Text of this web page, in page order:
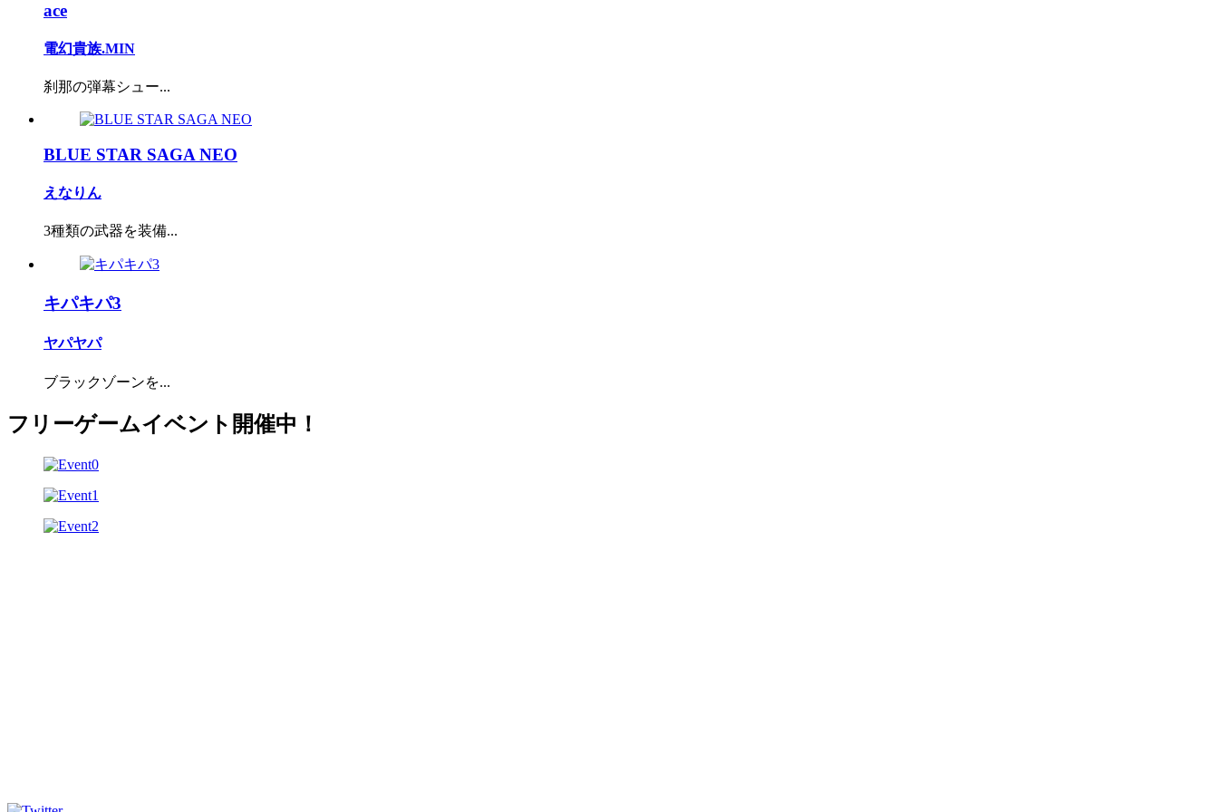
ace
電幻貴族.MIN
刹那の弾幕シュー...
BLUE STAR SAGA NEO
えなりん
3種類の武器を装備...
キパキパ3
ヤパヤパ
ブラックゾーンを...
フリーゲームイベント開催中！